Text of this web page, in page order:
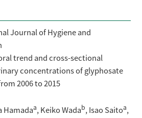
Journal of Hygiene and
trend and cross-sectional
concentrations of glyphosate
2006 to 2015
Hamadaa, Keiko Wadab, Isao Saitoa,